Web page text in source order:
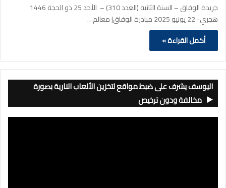
جريدة الوفاق – السنة الثانية (العدد 310) – الأحد 25 ذو الحجة 1446
هجري- 22 يونيو 2025 مبادرة الوفاق| معالم…
أكمل القراءة »
اليوسف يشرف على ضبط مواقع لتخزين الألعاب النارية بصورة
مخالفة ودون ترخيص